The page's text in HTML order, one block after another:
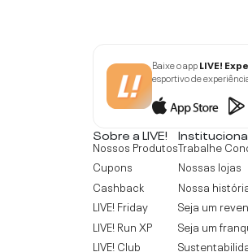
Baixe o appLIVE!
esportivo de
Sobre a LIVE!
Nossos Produtos
Cupons
Cashback
LIVE! Friday
LIVE! Run XP
LIVE! Club
Trabalhe
Nossas lojas
Nossa
Seja um
Seja um